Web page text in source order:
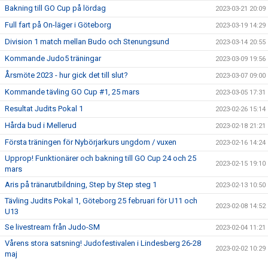
Bakning till GO Cup på lördag 2023-03-21 20:09
Full fart på On-läger i Göteborg 2023-03-19 14:29
Division 1 match mellan Budo och Stenungsund 2023-03-14 20:55
Kommande Judo5 träningar 2023-03-09 19:56
Årsmöte 2023 - hur gick det till slut? 2023-03-07 09:00
Kommande tävling GO Cup #1, 25 mars 2023-03-05 17:31
Resultat Judits Pokal 1 2023-02-26 15:14
Hårda bud i Mellerud 2023-02-18 21:21
Första träningen för Nybörjarkurs ungdom / vuxen 2023-02-16 14:24
Upprop! Funktionärer och bakning till GO Cup 24 och 25
mars
2023-02-15 19:10
Aris på tränarutbildning, Step by Step steg 1 2023-02-13 10:50
Tävling Judits Pokal 1, Göteborg 25 februari för U11 och
U13
2023-02-08 14:52
Se livestream från Judo-SM 2023-02-04 11:21
Vårens stora satsning! Judofestivalen i Lindesberg 26-28
maj
2023-02-02 10:29